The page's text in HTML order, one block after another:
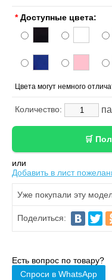
* Доступные цвета:
Цвета могут немного
Количество:
или
Добавить в лист
Уже покупали эту
Поделиться:
Есть вопрос по товару?
Спроси в WhatsApp